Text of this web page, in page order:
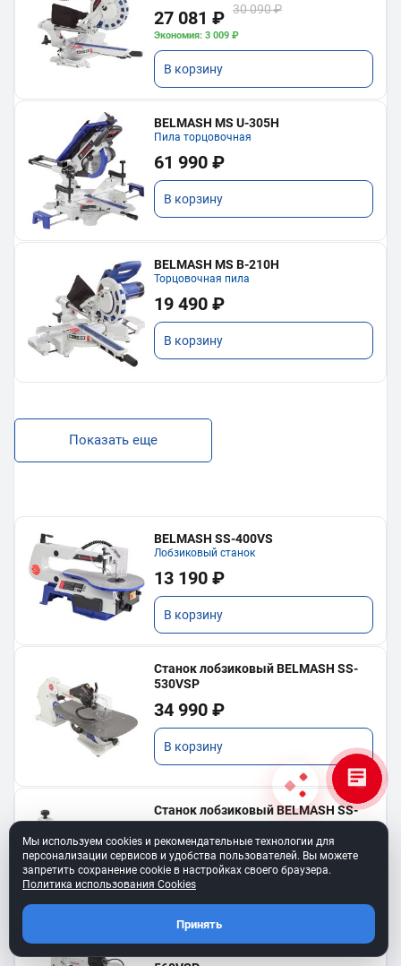
27 081 ₽ 30 090 ₽
Экономия: 3 009 ₽
В корзину
BELMASH MS U-305H
Пила торцовочная
61 990 ₽
В корзину
BELMASH MS B-210H
Торцовочная пила
19 490 ₽
В корзину
Показать еще
BELMASH SS-400VS
Лобзиковый станок
13 190 ₽
В корзину
Станок лобзиковый BELMASH SS-
530VSP
34 990 ₽
В корзину
Станок лобзиковый BELMASH SS-
450VSP
21 990 ₽
В корзину
Мы используем cookies и рекомендательные технологии для
персонализации сервисов и удобства пользователей. Вы можете
запретить сохранение cookie в настройках своего браузера.
Политика использования Cookies
Принять